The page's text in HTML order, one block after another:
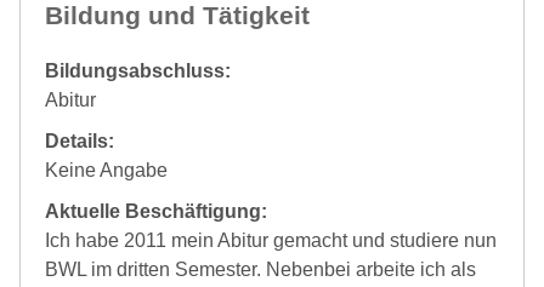
Bildung und Tätigkeit
Bildungsabschluss:
Abitur
Details:
Keine Angabe
Aktuelle Beschäftigung:
Ich habe 2011 mein Abitur gemacht und studiere nun
BWL im dritten Semester. Nebenbei arbeite ich als